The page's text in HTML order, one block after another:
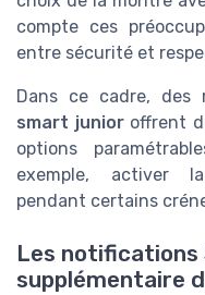
compte ces
entre sécurité et
Dans ce cadre, des
smart junioroffrent
options
exemple, activer
pendant certains
Les notifications
supplémentaire